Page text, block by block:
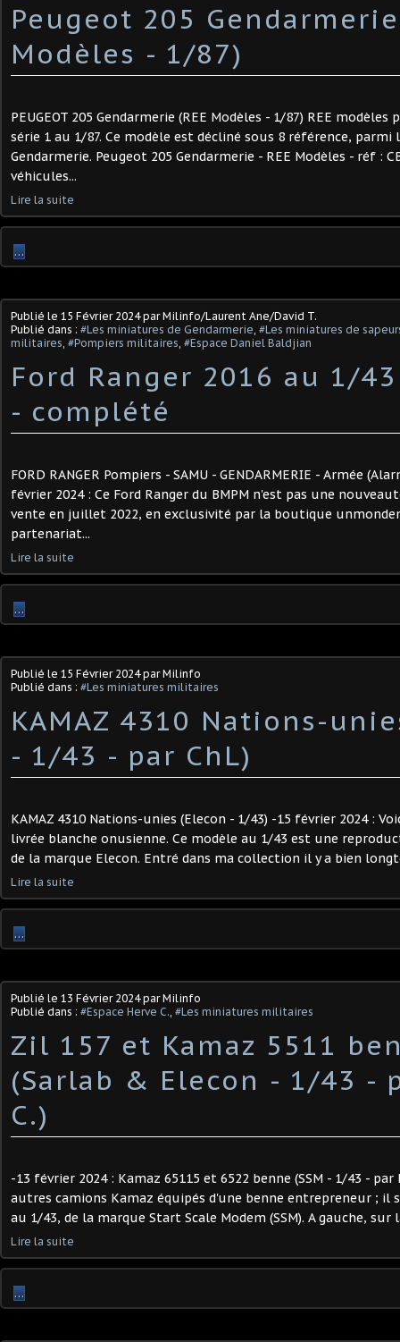
Peugeot 205 Gendarmerie
Modèles - 1/87)
PEUGEOT 205 Gendarmerie (REE Modèles - 1/87) REE
série 1 au 1/87. Ce modèle est décliné sous 8 référence,
Gendarmerie. Peugeot 205 Gendarmerie - REE Modèles - réf :
véhicules...
Lire la suite
…
Publié le 15 Février 2024par Milinfo/Laurent Ane/David T.
Publié dans : #Les miniatures de Gendarmerie, #Les miniatures de
militaires, #Pompiers militaires, #Espace Daniel Baldjian
Ford Ranger 2016 au 1/
- complété
FORD RANGER Pompiers - SAMU - GENDARMERIE - Armée
février 2024 : Ce Ford Ranger du BMPM n'est pas une
vente en juillet 2022, en exclusivité par la boutique
partenariat...
Lire la suite
…
Publié le 15 Février 2024par Milinfo
Publié dans : #Les miniatures militaires
KAMAZ 4310 Nations-
- 1/43 - par ChL) ​
KAMAZ 4310 Nations-unies (Elecon - 1/43) -15 février 2024 :
livrée blanche onusienne. Ce modèle au 1/43 est une
de la marque Elecon. Entré dans ma collection il y a bien
Lire la suite
…
Publié le 13 Février 2024par Milinfo
Publié dans : #Espace Herve C., #Les miniatures militaires
Zil 157 et Kamaz 5511
(Sarlab & Elecon - 1/43 -
C.)
-13 février 2024 : Kamaz 65115 et 6522 benne (SSM - 1/43 - par
autres camions Kamaz équipés d'une benne entrepreneur ; il
au 1/43, de la marque Start Scale Modem (SSM). A gauche,
Lire la suite
…